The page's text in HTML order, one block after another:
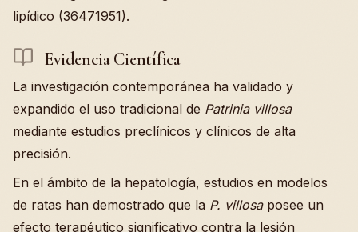
lipídico (36471951).
Evidencia Científica
La investigación contemporánea ha validado y
expandido el uso tradicional de Patrinia villosa
mediante estudios preclínicos y clínicos de alta
precisión.
En el ámbito de la hepatología, estudios en modelos
de ratas han demostrado que la P. villosaposee un
efecto terapéutico significativo contra la lesión